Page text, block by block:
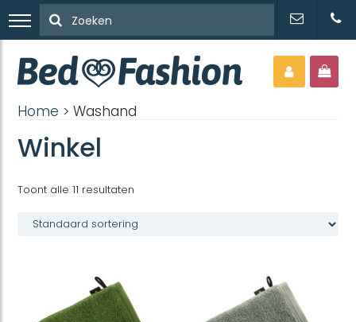
Home > Washand
Winkel
Toont alle 11 resultaten